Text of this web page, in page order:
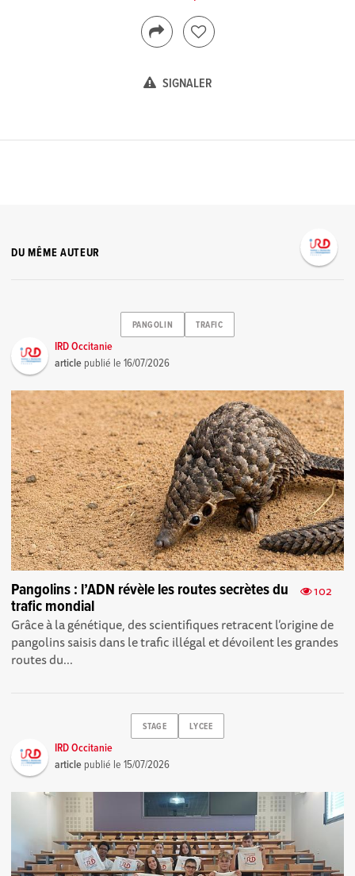
SIGNALER
DU MÊME AUTEUR
PANGOLIN TRAFIC
IRD Occitanie
article publié le16/07/2026
102
Pangolins : l’ADN révèle les routes secrètes du
trafic mondial
Grâce à la génétique, des scientifiques retracent l’origine de
pangolins saisis dans le trafic illégal et dévoilent les grandes
routes du...
STAGE LYCEE
IRD Occitanie
article publié le15/07/2026